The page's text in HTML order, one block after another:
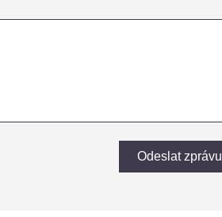
Odeslat zprávu